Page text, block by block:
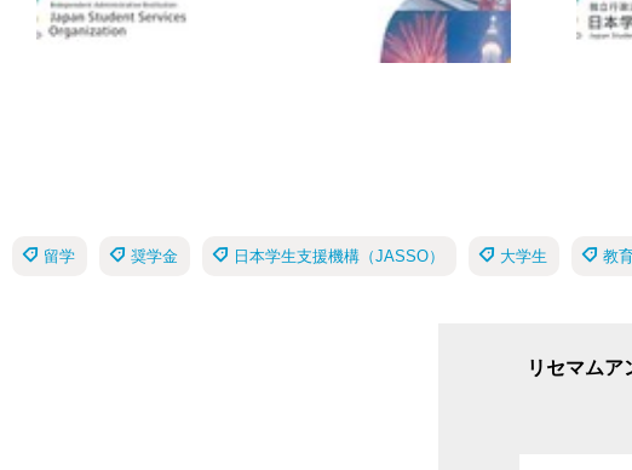
留学 奨学金 日本学生支援機構（JASSO） 大学生 教
リセマムア